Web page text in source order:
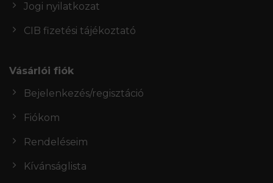
Jogi nyilatkozat
CIB fizetési tájékoztató
Vásárlói fiók
Bejelenkezés/regisztáció
Fiókom
Rendeléseim
Kívánságlista